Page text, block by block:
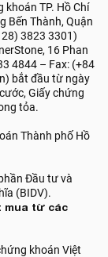
khoán TP. Hồ Chí
Bến Thành, Quận
28) 3823 3301)
16 Phan
4844 – Fax: (+84
bắt đầu từ ngày
Giấy chứng
tỏa.
Thành phố Hồ
Đầu tư và
(BIDV).
mua từ các
khoán Việt